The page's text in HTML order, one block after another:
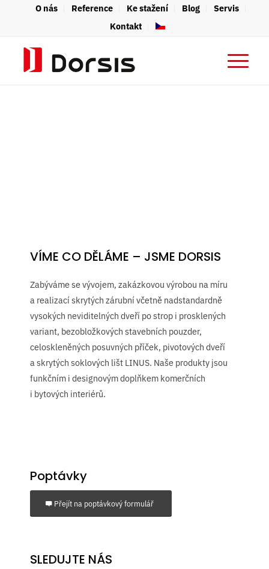
O nás Reference Ke stažení Blog
Servis
Kontakt
VÍME CO DĚLÁME – JSME DORSIS
Zabýváme se vývojem, zakázkovou výrobou na míru
a realizací skrytých zárubní včetně nadstandardně
vysokých neviditelných dveří po strop i prosklených
variant, bezobložkových stavebních pouzder,
celoskleněných posuvných příček, pivotových dveří
a skrytých soklových lišt LINUS. Naše produkty jsou
funkčním i designovým doplňkem komerčních
i bytových interiérů.
Poptávky
Přejít na poptávkový formulář
SLEDUJTE NÁS